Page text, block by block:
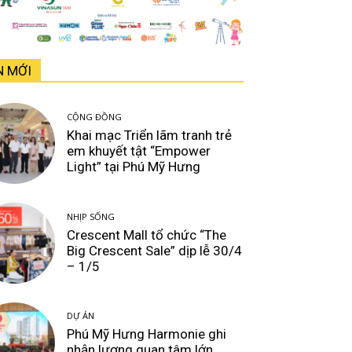
MỚI
CỘNG ĐỒNG
Khai mạc Triển lãm tranh trẻ
em khuyết tật “Empower
Light” tại Phú Mỹ Hưng
NHỊP SỐNG
Crescent Mall tổ chức “The
Big Crescent Sale” dịp lễ 30/4
– 1/5
DỰ ÁN
Phú Mỹ Hưng Harmonie ghi